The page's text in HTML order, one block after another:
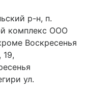
р-н, п.
комплекс ООО
Воскресенья
19,
ул.